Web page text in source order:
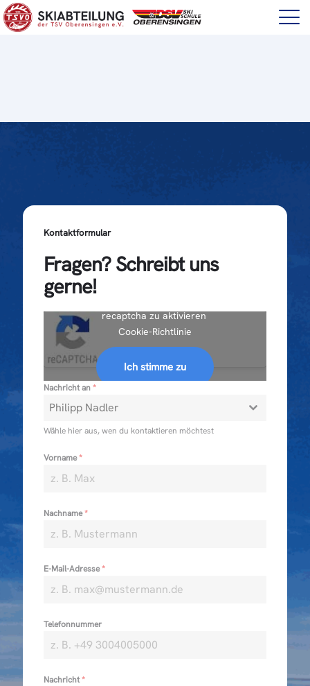
Kontaktformular
Fragen? Schreibt uns
gerne!
recaptcha zu aktivieren
Cookie-Richtlinie
Ich stimme zu
Nachricht an*
Philipp Nadler
Wähle hier aus, wen du kontaktieren möchtest
Vorname*
Nachname*
E-Mail-Adresse*
Telefonnummer
Nachricht*